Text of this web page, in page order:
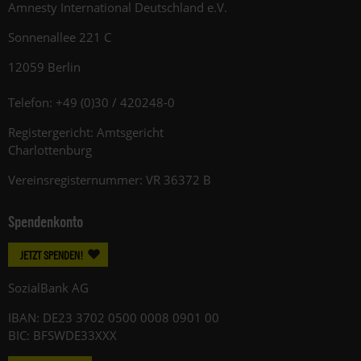
Amnesty International Deutschland e.V.
Sonnenallee 221 C
12059 Berlin
Telefon: +49 (0)30 / 420248-0
Registergericht: Amtsgericht
Charlottenburg
Vereinsregisternummer: VR 36372 B
Spendenkonto
JETZT SPENDEN!
SozialBank AG
IBAN: DE23 3702 0500 0008 0901 00
BIC: BFSWDE33XXX